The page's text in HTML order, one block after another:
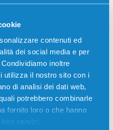
contenuti ed
dei social media e per
inoltre
utilizza il nostro sito con i
di analisi dei dati web,
potrebbero combinarle
fornito loro o che hanno
servizi.